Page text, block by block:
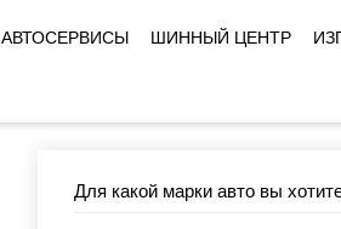
АВТОСЕРВИСЫ ШИННЫЙ ЦЕНТР
Для какой марки авто вы